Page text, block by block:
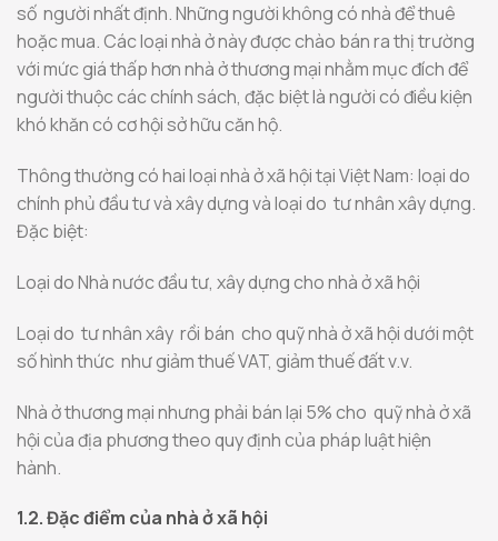
số người nhất định. Những người không có nhà để thuê
hoặc mua. Các loại nhà ở này được chào bán ra thị trường
với mức giá thấp hơn nhà ở thương mại nhằm mục đích để
người thuộc các chính sách, đặc biệt là người có điều kiện
khó khăn có cơ hội sở hữu căn hộ.
Thông thường có hai loại nhà ở xã hội tại Việt Nam: loại do
chính phủ đầu tư và xây dựng và loại do tư nhân xây dựng.
Đặc biệt:
Loại do Nhà nước đầu tư, xây dựng cho nhà ở xã hội
Loại do tư nhân xây rồi bán cho quỹ nhà ở xã hội dưới một
số hình thức như giảm thuế VAT, giảm thuế đất v.v.
Nhà ở thương mại nhưng phải bán lại 5% cho quỹ nhà ở xã
hội của địa phương theo quy định của pháp luật hiện
hành.
1.2. Đặc điểm của nhà ở xã hội